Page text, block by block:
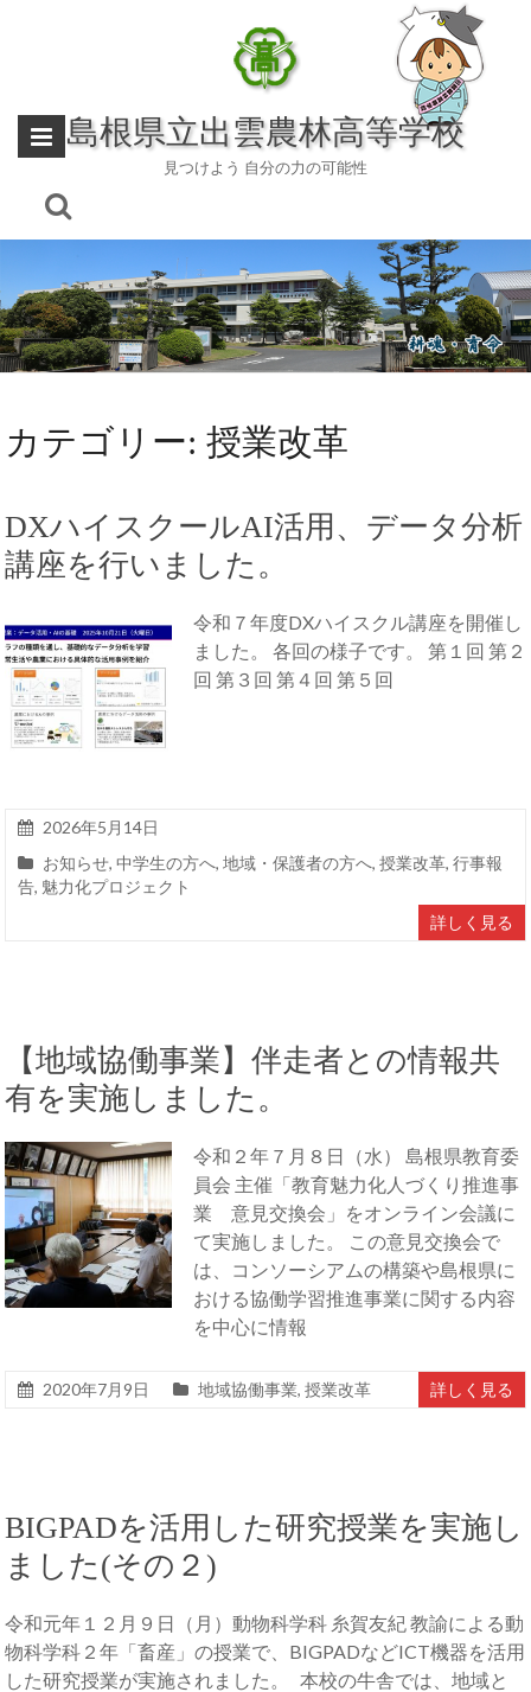
島根県立出雲農林高等学校
見つけよう 自分の力の可能性
カテゴリー:授業改革
DXハイスクールAI活用、データ分析
講座を行いました。
令和７年度DXハイスクル講座を開催し
ました。 各回の様子です。 第１回 第２
回 第３回 第４回 第５回
2026年5月14日
お知らせ,中学生の方へ,地域・保護者の方へ,授業改革,行事報
告, 魅力化プロジェクト
詳しく見る
【地域協働事業】伴走者との情報共
有を実施しました。
令和２年７月８日（水） 島根県教育委
員会 主催「教育魅力化人づくり推進事
業 意見交換会」をオンライン会議に
て実施しました。 この意見交換会で
は、コンソーシアムの構築や島根県に
おける協働学習推進事業に関する内容
を中心に情報
2020年7月9日 地域協働事業,授業改革 詳しく見る
BIGPADを活用した研究授業を実施し
ました(その２)
令和元年１２月９日（月）動物科学科 糸賀友紀 教諭による動
物科学科２年「畜産」の授業で、BIGPADなどICT機器を活用
した研究授業が実施されました。 本校の牛舎では、地域と